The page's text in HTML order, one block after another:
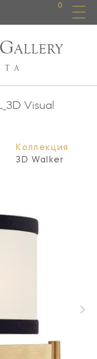
0
GALLERY
Visual
Коллекция
3D Walker